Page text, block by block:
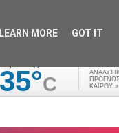
LEARN MORE GOT IT